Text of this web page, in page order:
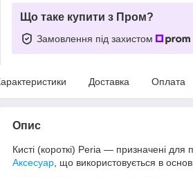
Що таке купити з Пром?
Замовлення під захистом
Доставка Оплата
Опис
Кисті (короткі) Peria ― призначені для
Аксесуар , що використовується в